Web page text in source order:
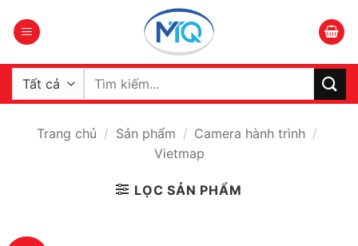
qua
dung
Tìm
Trang chủ / Sản phẩm / Camera hành trình /
Vietmap
LỌC SẢN PHẨM